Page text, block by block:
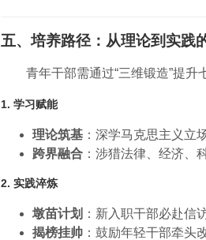
五、培养路径：从理论到实践
青年干部需通过“三维锻造”提升
1. 学习赋能
理论筑基 ：深学马克思主义立
跨界融合 ：涉猎法律、经济、
2. 实践淬炼
墩苗计划 ：新入职干部必赴信
揭榜挂帅 ：鼓励年轻干部牵头